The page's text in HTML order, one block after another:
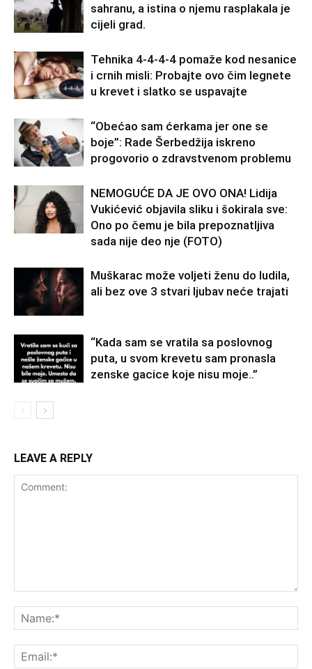
sahranu, a istina o njemu rasplakala je
cijeli grad.
Tehnika 4-4-4-4 pomaže kod nesanice
i crnih misli: Probajte ovo čim legnete
u krevet i slatko se uspavajte
“Obećao sam ćerkama jer one se
boje”: Rade Šerbedžija iskreno
progovorio o zdravstvenom problemu
NEMOGUĆE DA JE OVO ONA! Lidija
Vukićević objavila sliku i šokirala sve:
Ono po čemu je bila prepoznatljiva
sada nije deo nje (FOTO)
Muškarac može voljeti ženu do ludila,
ali bez ove 3 stvari ljubav neće trajati
“Kada sam se vratila sa poslovnog
puta, u svom krevetu sam pronasla
zenske gacice koje nisu moje..”
LEAVE A REPLY